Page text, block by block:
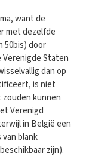
want de
met dezelfde
50bis) door
Staten
dan op
is niet
kunnen
Verenigd
in België een
blank
zijn).